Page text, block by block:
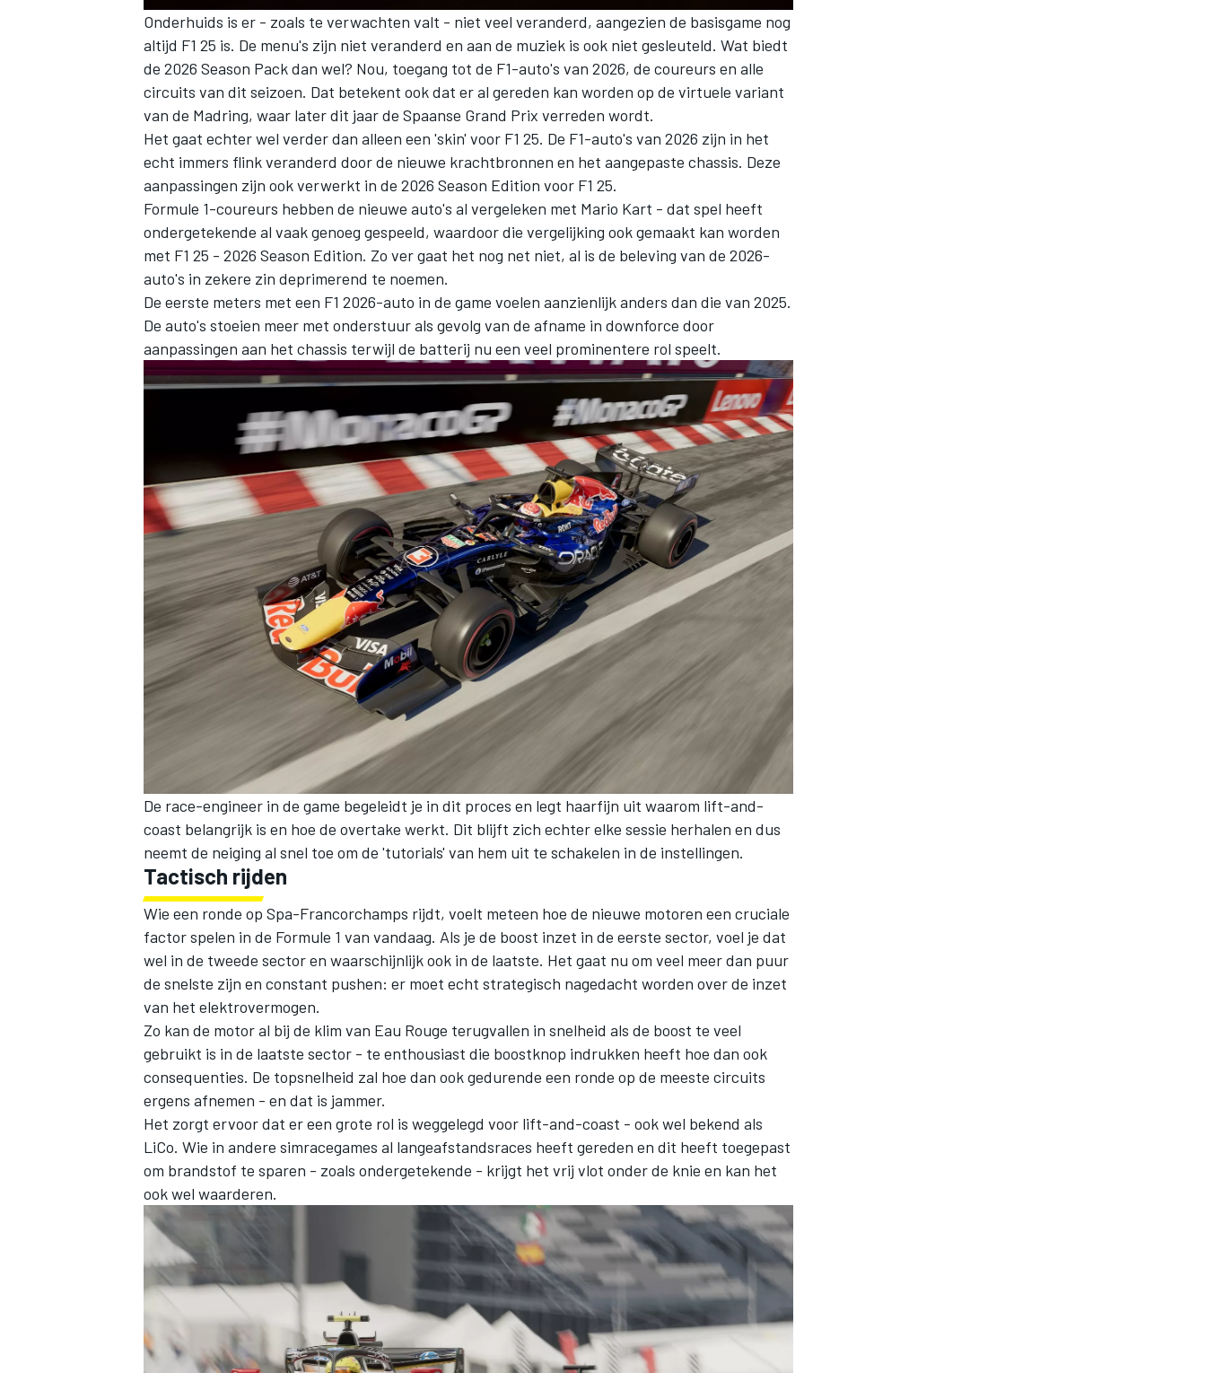
MEER RACEKLASSEN
Onderhuids is er - zoals te verwachten valt - niet veel veranderd, aangezien de basisgame nog
altijd F1 25 is. De menu's zijn niet veranderd en aan de muziek is ook niet gesleuteld. Wat biedt
de 2026 Season Pack dan wel? Nou, toegang tot de F1-auto's van 2026, de coureurs en alle
circuits van dit seizoen. Dat betekent ook dat er al gereden kan worden op de virtuele variant
van de Madring, waar later dit jaar de Spaanse Grand Prix verreden wordt.
Het gaat echter wel verder dan alleen een 'skin' voor F1 25. De F1-auto's van 2026 zijn in het
echt immers flink veranderd door de nieuwe krachtbronnen en het aangepaste chassis. Deze
aanpassingen zijn ook verwerkt in de 2026 Season Edition voor F1 25.
Formule 1-coureurs hebben de nieuwe auto's al vergeleken met Mario Kart - dat spel heeft
ondergetekende al vaak genoeg gespeeld, waardoor die vergelijking ook gemaakt kan worden
met F1 25 - 2026 Season Edition. Zo ver gaat het nog net niet, al is de beleving van de 2026-
auto's in zekere zin deprimerend te noemen.
De eerste meters met een F1 2026-auto in de game voelen aanzienlijk anders dan die van 2025.
De auto's stoeien meer met onderstuur als gevolg van de afname in downforce door
aanpassingen aan het chassis terwijl de batterij nu een veel prominentere rol speelt.
De race-engineer in de game begeleidt je in dit proces en legt haarfijn uit waarom lift-and-
coast belangrijk is en hoe de overtake werkt. Dit blijft zich echter elke sessie herhalen en dus
neemt de neiging al snel toe om de 'tutorials' van hem uit te schakelen in de instellingen.
Tactisch rijden
Wie een ronde op Spa-Francorchamps rijdt, voelt meteen hoe de nieuwe motoren een cruciale
factor spelen in de Formule 1 van vandaag. Als je de boost inzet in de eerste sector, voel je dat
wel in de tweede sector en waarschijnlijk ook in de laatste. Het gaat nu om veel meer dan puur
de snelste zijn en constant pushen: er moet echt strategisch nagedacht worden over de inzet
van het elektrovermogen.
Zo kan de motor al bij de klim van Eau Rouge terugvallen in snelheid als de boost te veel
gebruikt is in de laatste sector - te enthousiast die boostknop indrukken heeft hoe dan ook
consequenties. De topsnelheid zal hoe dan ook gedurende een ronde op de meeste circuits
ergens afnemen - en dat is jammer.
Het zorgt ervoor dat er een grote rol is weggelegd voor lift-and-coast - ook wel bekend als
LiCo. Wie in andere simracegames al langeafstandsraces heeft gereden en dit heeft toegepast
om brandstof te sparen - zoals ondergetekende - krijgt het vrij vlot onder de knie en kan het
ook wel waarderen.